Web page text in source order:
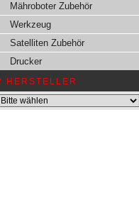
Mähroboter Zubehör
Werkzeug
Satelliten Zubehör
Drucker
HERSTELLER